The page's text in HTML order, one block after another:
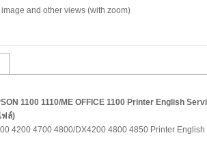
and other views (with zoom)
1100 1110/ME OFFICE 1100 Printer English
ฟล์)
4200 4700 4800/DX4200 4800 4850 Printer